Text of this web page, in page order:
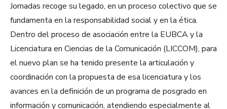
Jornadas recoge su legado, en un proceso colectivo que se
fundamenta en la responsabilidad social y en la ética.
Dentro del proceso de asociación entre la EUBCA y la
Licenciatura en Ciencias de la Comunicación (LICCOM), para
el nuevo plan se ha tenido presente la articulación y
coordinación con la propuesta de esa licenciatura y los
avances en la definición de un programa de posgrado en
información y comunicación, atendiendo especialmente al